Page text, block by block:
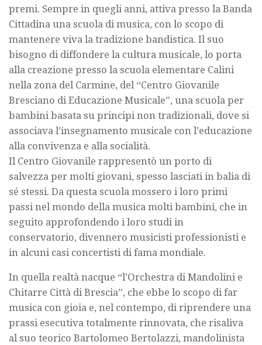
premi. Sempre in quegli anni, attiva presso la Banda
Cittadina una scuola di musica, con lo scopo di
mantenere viva la tradizione bandistica. Il suo
bisogno di diffondere la cultura musicale, lo porta
alla creazione presso la scuola elementare Calini
nella zona del Carmine, del “Centro Giovanile
Bresciano di Educazione Musicale”, una scuola per
bambini basata su principi non tradizionali, dove si
associava l’insegnamento musicale con l’educazione
alla convivenza e alla socialità.
Il Centro Giovanile rappresentò un porto di
salvezza per molti giovani, spesso lasciati in balia di
sé stessi. Da questa scuola mossero i loro primi
passi nel mondo della musica molti bambini, che in
seguito approfondendo i loro studi in
conservatorio, divennero musicisti professionisti e
in alcuni casi concertisti di fama mondiale.
In quella realtà nacque “l’Orchestra di Mandolini e
Chitarre Città di Brescia”, che ebbe lo scopo di far
musica con gioia e, nel contempo, di riprendere una
prassi esecutiva totalmente rinnovata, che risaliva
al suo teorico Bartolomeo Bertolazzi, mandolinista